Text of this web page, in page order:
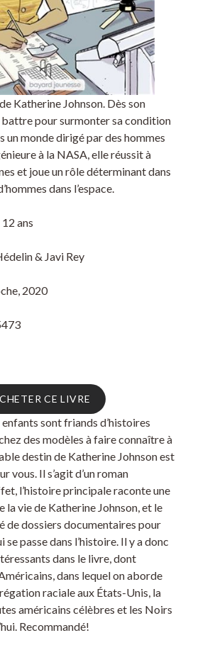
Katherine Johnson. Dès son
battre pour surmonter sa condition
un monde dirigé par des hommes
à la NASA, elle réussit à
et joue un rôle déterminant dans
dans l’espace.
12 ans
& Javi Rey
2020
CE LIVRE
enfants sont friands d’histoires
des modèles à faire connaître à
destin de Katherine Johnson est
vous. Il s’agit d’un roman
l’histoire principale raconte une
la vie de Katherine Johnson, et le
de dossiers documentaires pour
passe dans l’histoire. Il y a donc
dans le livre, dont
dans lequel on aborde
raciale aux États-Unis, la
américains célèbres et les Noirs
Recommandé!